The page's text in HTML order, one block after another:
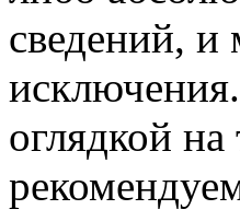
сведений, и
оглядкой